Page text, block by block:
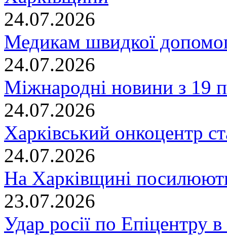
24.07.2026
Медикам швидкої
24.07.2026
Міжнародні новини з 19
24.07.2026
Харківський онкоцентр
24.07.2026
На Харківщині
23.07.2026
Удар росії по Епіцентру